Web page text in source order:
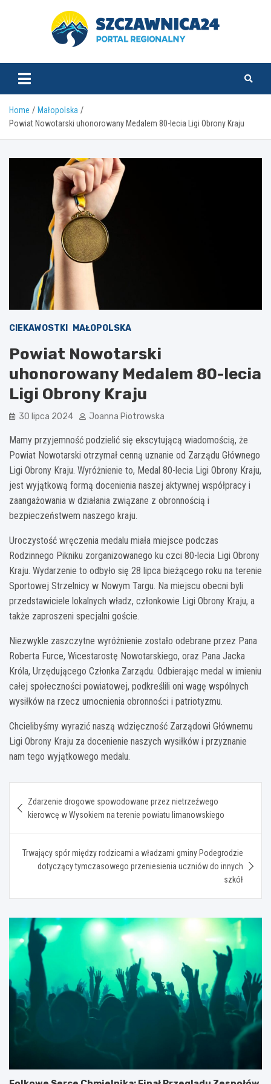
szczawnica24.pl
Home
Małopolska
Powiat Nowotarski uhonorowany Medalem 80-lecia Ligi Obrony Kraju
CIEKAWOSTKI MAŁOPOLSKA
Powiat Nowotarski
uhonorowany Medalem 80-lecia
Ligi Obrony Kraju
30 lipca 2024 Joanna Piotrowska
Mamy przyjemność podzielić się ekscytującą wiadomością, że
Powiat Nowotarski otrzymał cenną uznanie od Zarządu Głównego
Ligi Obrony Kraju. Wyróżnienie to, Medal 80-lecia Ligi Obrony Kraju,
jest wyjątkową formą docenienia naszej aktywnej współpracy i
zaangażowania w działania związane z obronnością i
bezpieczeństwem naszego kraju.
Uroczystość wręczenia medalu miała miejsce podczas
Rodzinnego Pikniku zorganizowanego ku czci 80-lecia Ligi Obrony
Kraju. Wydarzenie to odbyło się 28 lipca bieżącego roku na terenie
Sportowej Strzelnicy w Nowym Targu. Na miejscu obecni byli
przedstawiciele lokalnych władz, członkowie Ligi Obrony Kraju, a
także zaproszeni specjalni goście.
Niezwykle zaszczytne wyróżnienie zostało odebrane przez Pana
Roberta Furce, Wicestarostę Nowotarskiego, oraz Pana Jacka
Króla, Urzędującego Członka Zarządu. Odbierając medal w imieniu
całej społeczności powiatowej, podkreślili oni wagę wspólnych
wysiłków na rzecz umocnienia obronności i patriotyzmu.
Chcielibyśmy wyrazić naszą wdzięczność Zarządowi Głównemu
Ligi Obrony Kraju za docenienie naszych wysiłków i przyznanie
nam tego wyjątkowego medalu.
wpisu
Zdarzenie drogowe spowodowane przez nietrzeźwego
kierowcę w Wysokiem na terenie powiatu limanowskiego
Trwający spór między rodzicami a władzami gminy Podegrodzie
dotyczący tymczasowego przeniesienia uczniów do innych
szkół